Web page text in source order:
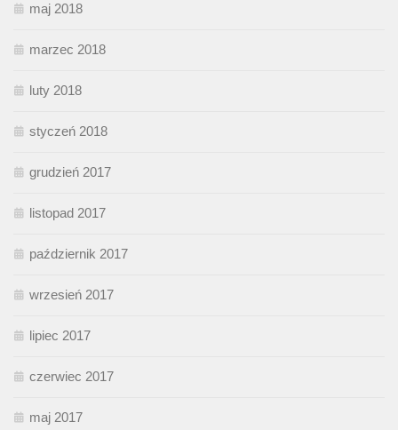
maj 2018
marzec 2018
luty 2018
styczeń 2018
grudzień 2017
listopad 2017
październik 2017
wrzesień 2017
lipiec 2017
czerwiec 2017
maj 2017